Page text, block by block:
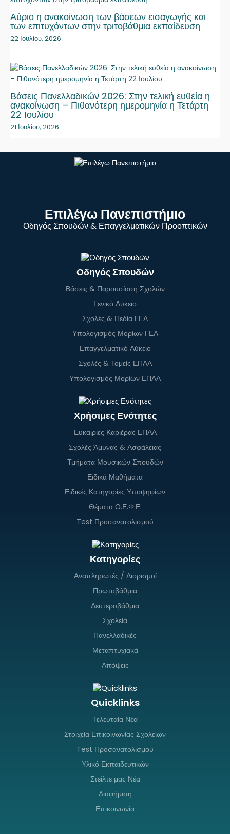
Αύριο η ανακοίνωση των βάσεων εισαγωγής και
των επιτυχόντων στην τριτοβάθμια εκπαίδευση
22 Ιουλίου, 2026
Βάσεις Πανελλαδικών 2026: Στην τελική ευθεία η
ανακοίνωση – Πιθανότερη ημερομηνία η Τετάρτη
22 Ιουλίου
21 Ιουλίου, 2026
Επιλέγω Πανεπιστήμιο
Οδηγός Σπουδών & Επαγγελματικών Προοπτικών
Οδηγός Σπουδών
Βάσεις & Παρουσίαση Σχολών
Γενικό Λύκειο
Σχολές & Πεδία ΓΕΛ
Υπολογισμός Μορίων ΓΕΛ
Επαγγελματικό Λύκειο
Σχολές & Τομείς ΕΠΑΛ
Υπολογισμός Μορίων ΕΠΑΛ
Χρήσιμες Ενότητες
Ευκαιρίες Καριέρας ΕΠΑΛ
Σχολές Άμυνας & Ασφάλειας
Τμήματα Μουσικών Σπουδών
Ειδικά Μαθήματα
Ειδικές Κατηγορίες Υποψηφίων
Θέματα Ο.Ε.Φ.Ε.
Test Προσανατολισμού
Κατηγορίες
Αναπληρωτές / Διορισμοί
Πρωτοβάθμια
Δευτεροβάθμια
Σχολεία
Πανελλαδικές
Μεταπτυχιακά
Απόψεις
Quicklinks
Τελευταία Νέα
Στοιχεία Επικοινωνίας Σχολείων
Test Προσανατολισμού
Υλικό Εκπαιδευτικών
Στείλτε μας Νέα
Διαφήμιση
Επικοινωνία